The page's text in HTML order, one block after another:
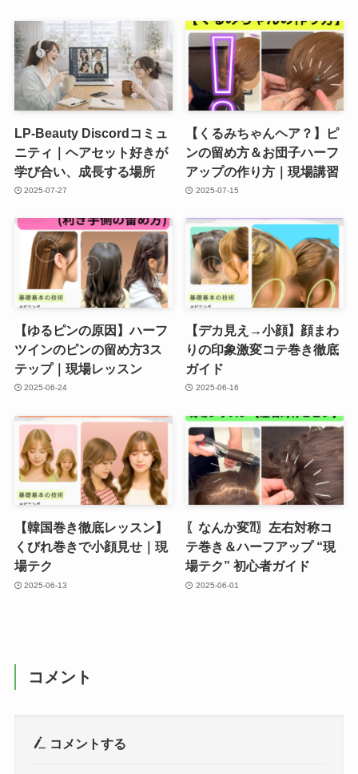
LP-Beauty Discordコミュ
ニティ｜ヘアセット好きが
学び合い、成長する場所
2025-07-27
【くるみちゃんヘア？】ピ
ンの留め方＆お団子ハーフ
アップの作り方｜現場講習
2025-07-15
【ゆるピンの原因】ハーフ
ツインのピンの留め方3ス
テップ｜現場レッスン
2025-06-24
【デカ見え→小顔】顔まわ
りの印象激変コテ巻き徹底
ガイド
2025-06-16
【韓国巻き徹底レッスン】
くびれ巻きで小顔見せ｜現
場テク
2025-06-13
〖なんか変⁈〗左右対称コ
テ巻き＆ハーフアップ “現
場テク” 初心者ガイド
2025-06-01
コメント
コメントする